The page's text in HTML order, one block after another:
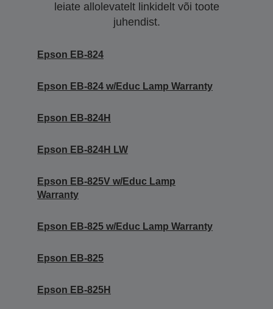
leiate allolevatelt linkidelt või toote
juhendist.
Epson EB-824
Epson EB-824 w/Educ Lamp Warranty
Epson EB-824H
Epson EB-824H LW
Epson EB-825V w/Educ Lamp
Warranty
Epson EB-825 w/Educ Lamp Warranty
Epson EB-825
Epson EB-825H